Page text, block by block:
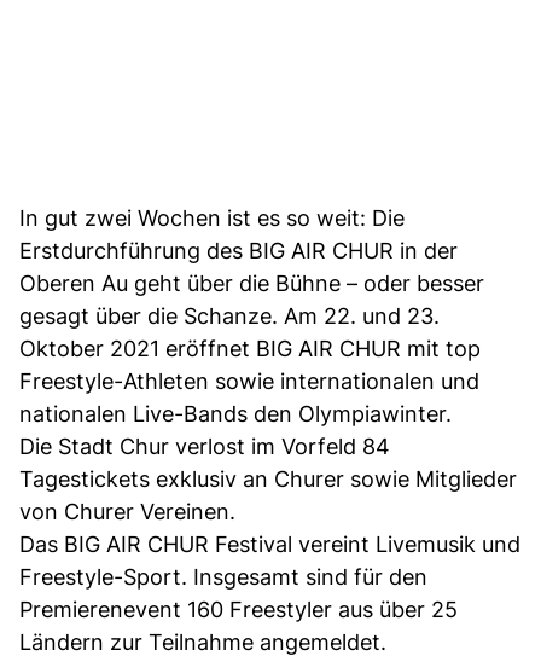
In gut zwei Wochen ist es so weit: Die
Erstdurchführung des BIG AIR CHUR in der
Oberen Au geht über die Bühne – oder besser
gesagt über die Schanze. Am 22. und 23.
Oktober 2021 eröffnet BIG AIR CHUR mit top
Freestyle-Athleten sowie internationalen und
nationalen Live-Bands den Olympiawinter.
Die Stadt Chur verlost im Vorfeld 84
Tagestickets exklusiv an Churer sowie Mitglieder
von Churer Vereinen.
Das BIG AIR CHUR Festival vereint Livemusik und
Freestyle-Sport. Insgesamt sind für den
Premierenevent 160 Freestyler aus über 25
Ländern zur Teilnahme angemeldet.